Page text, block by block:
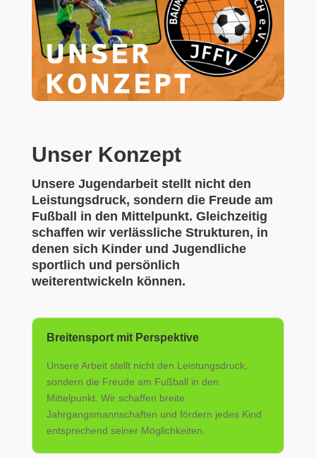
Unser Konzept
Unsere Jugendarbeit stellt nicht den
Leistungsdruck, sondern die Freude am
Fußball in den Mittelpunkt. Gleichzeitig
schaffen wir verlässliche Strukturen, in
denen sich Kinder und Jugendliche
sportlich und persönlich
weiterentwickeln können.
Breitensport mit Perspektive
Unsere Arbeit stellt nicht den Leistungsdruck,
sondern die Freude am Fußball in den
Mittelpunkt. Wir schaffen breite
Jahrgangsmannschaften und fördern jedes Kind
entsprechend seiner Möglichkeiten.